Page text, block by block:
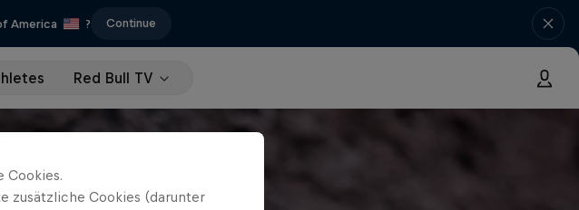
America ? Continue
Red Bull TV
Cookies.
zusätzliche Cookies (darunter